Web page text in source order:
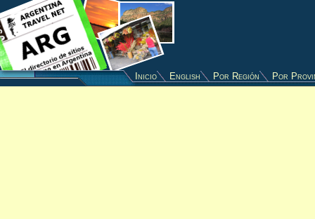
Inicio English Por Región Por